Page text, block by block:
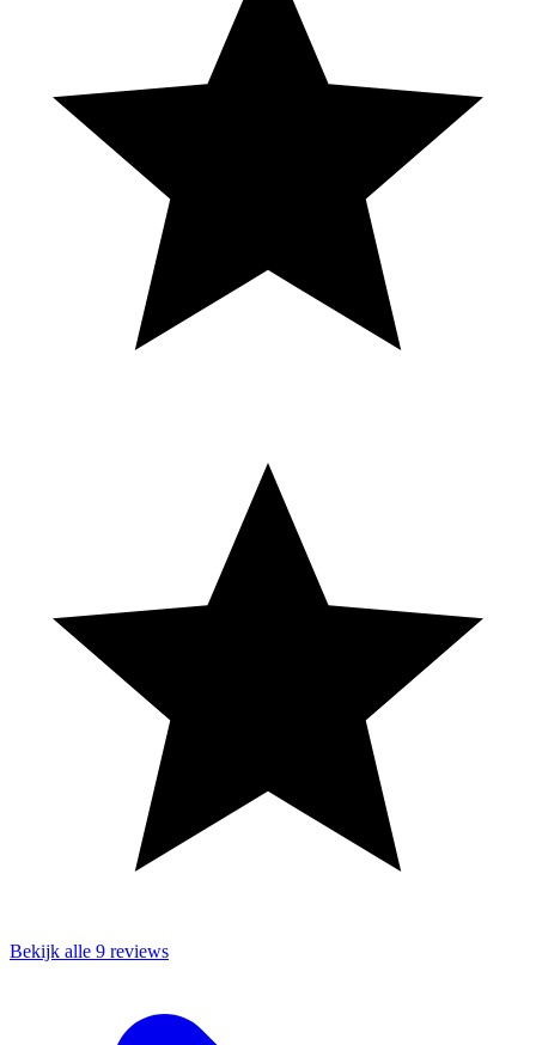
Bekijk alle 9 reviews